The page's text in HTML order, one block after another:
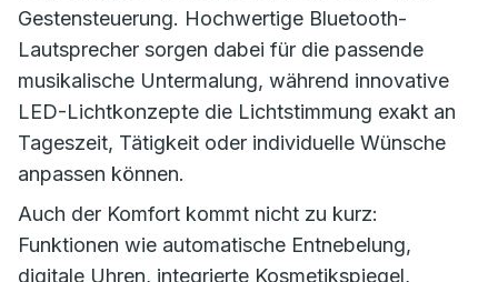
Gestensteuerung. Hochwertige Bluetooth-
Lautsprecher sorgen dabei für die passende
musikalische Untermalung, während innovative
LED-Lichtkonzepte die Lichtstimmung exakt an
Tageszeit, Tätigkeit oder individuelle Wünsche
anpassen können.
Auch der Komfort kommt nicht zu kurz:
Funktionen wie automatische Entnebelung,
digitale Uhren, integrierte Kosmetikspiegel,